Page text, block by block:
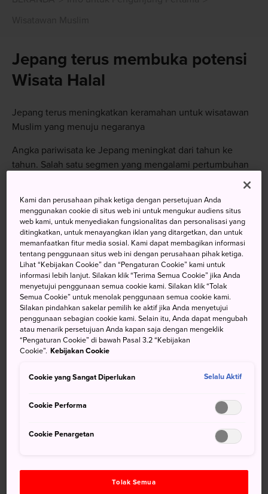
Jepang terus membuka potensi
Wisata Halal
Jepang terus meningkatkan keramahan untuk wisatawan
Muslim yang menuju negaranya
Angka pariwisata ke Jepang meningkat dari tahun ke
tahun. Salah satu segmen yang mengalami pertumbuhan
Islam.
Hal ini antara lain disebabkan karena warga negara-negara
Muslim Asia Tenggara seperti Indonesia, Malaysia, dan
Singapura dibebaskan untuk memperoleh visa jika mereka
memegang paspor elektronik sesuai dengan standar
ICAO.Pelajari lebih lanjut tentang informasi visa untuk
Jepang
. Mayoritas pengunjung Muslim ke Jepang
adalah dari negara-negara ini. Alasan lain yang menjadi
pendorong wisata halal di Jepang adalah semakin
banyaknya restoran dan fasilitas, masjid dan tur yang
Jepang adalah negara yang toleran dengan agama yang
berbeda-beda dan semakin menyesuaikan diri dengan
kebutuhan pengunjung Muslim. Namun, wisatawan
Muslim harus waspada, karena tidak ada badan pusat
untuk akreditasi halal. Meskipun demikian, terdapat
Sambutan Jepang untuk Wisatawan Muslim
,Panduan
Jepang untuk Pengunjung Muslim
Kami dan perusahaan pihak ketiga dengan persetujuan Anda
menggunakan cookie di situs web ini untuk mengukur audiens situs
web kami, untuk menyediakan fungsionalitas dan personalisasi yang
ditingkatkan, untuk menayangkan iklan yang ditargetkan, dan untuk
memanfaatkan fitur media sosial. Kami dapat membagikan informasi
tentang penggunaan situs web ini dengan perusahaan pihak ketiga.
Lihat “Kebijakan Cookie” dan “Pengaturan Cookie” kami untuk
informasi lebih lanjut. Silakan klik “Terima Semua Cookie” jika Anda
menyetujui penggunaan semua cookie kami. Silakan klik “Tolak
Semua Cookie” untuk menolak penggunaan semua cookie kami.
Silakan pindahkan sakelar pemilih ke aktif jika Anda menyetujui
penggunaan sebagian cookie kami. Selain itu, Anda dapat mengubah
atau menarik persetujuan Anda kapan saja dengan mengeklik
“Pengaturan Cookie” di bawah Pasal 3.2 “Kebijakan
Cookie”. Kebijakan Cookie
Cookie yang Sangat Diperlukan Selalu Aktif
Cookie Performa
Cookie Penargetan
Tolak Semua